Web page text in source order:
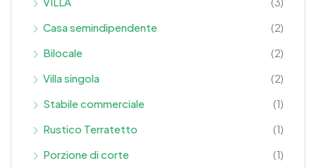
Casa semindipendente
(2)
Bilocale
(2)
Villa singola
(2)
Stabile commerciale
(1)
Rustico Terratetto
(1)
Porzione di corte
(1)